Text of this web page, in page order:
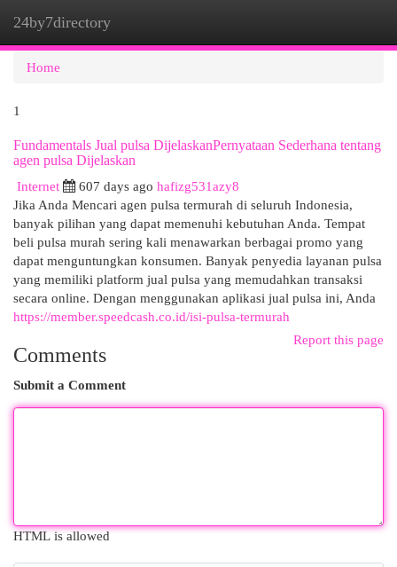
24by7directory
Home
1
Fundamentals Jual pulsa DijelaskanPernyataan Sederhana tentang
agen pulsa Dijelaskan
Internet
607 days ago hafizg531azy8
Jika Anda Mencari agen pulsa termurah di seluruh Indonesia,
banyak pilihan yang dapat memenuhi kebutuhan Anda. Tempat
beli pulsa murah sering kali menawarkan berbagai promo yang
dapat menguntungkan konsumen. Banyak penyedia layanan pulsa
yang memiliki platform jual pulsa yang memudahkan transaksi
secara online. Dengan menggunakan aplikasi jual pulsa ini, Anda
https://member.speedcash.co.id/isi-pulsa-termurah
Report this page
Comments
Submit a Comment
HTML is allowed